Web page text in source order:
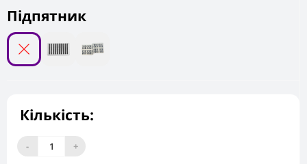
Підпятник
Кількість:
- +